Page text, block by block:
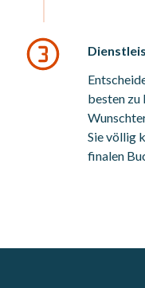
besten zu
Sie völlig
finalen